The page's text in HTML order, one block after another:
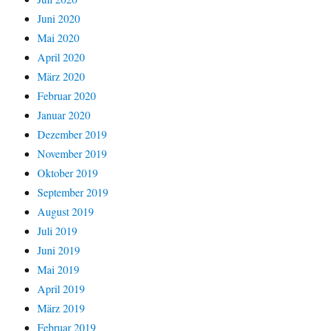
Juni 2020
Mai 2020
April 2020
März 2020
Februar 2020
Januar 2020
Dezember 2019
November 2019
Oktober 2019
September 2019
August 2019
Juli 2019
Juni 2019
Mai 2019
April 2019
März 2019
Februar 2019